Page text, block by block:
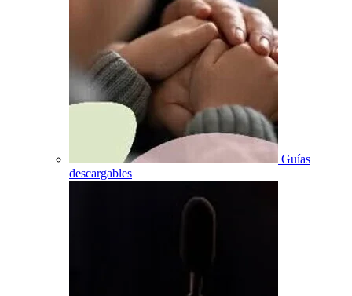
Guías
descargables